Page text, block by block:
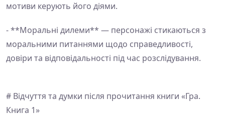
мотиви керують його діями.
- **Моральні дилеми** — персонажі стикаються з
моральними питаннями щодо справедливості,
довіри та відповідальності під час розслідування.
# Відчуття та думки після прочитання книги «Гра.
Книга 1»